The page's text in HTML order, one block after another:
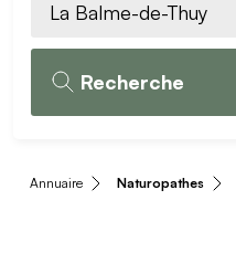
Recherche
Annuaire Naturopathes